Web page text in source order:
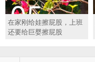
在家刚给娃擦屁股，上班
还要给巨婴擦屁股